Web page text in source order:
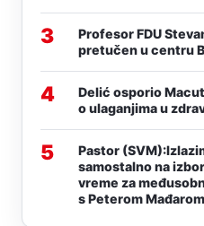
3
Profesor FDU
pretučen u centru
4
Delić osporio
o ulaganjima u
5
Pastor
samostalno na
vreme za
s Peterom Mađarom